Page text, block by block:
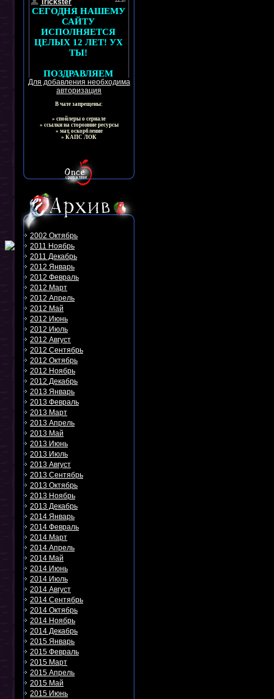
Для добавления необходима
авторизация
В чате запрещены:
» спойлеры о сериале
» ссылки на сторонние ресурсы
» мат, оскорбление
» КАПС ЛОК
2002 Октябрь
2011 Ноябрь
2011 Декабрь
2012 Январь
2012 Февраль
2012 Март
2012 Апрель
2012 Май
2012 Июнь
2012 Июль
2012 Август
2012 Сентябрь
2012 Октябрь
2012 Ноябрь
2012 Декабрь
2013 Январь
2013 Февраль
2013 Март
2013 Апрель
2013 Май
2013 Июнь
2013 Июль
2013 Август
2013 Сентябрь
2013 Октябрь
2013 Ноябрь
2013 Декабрь
2014 Январь
2014 Февраль
2014 Март
2014 Апрель
2014 Май
2014 Июнь
2014 Июль
2014 Август
2014 Сентябрь
2014 Октябрь
2014 Ноябрь
2014 Декабрь
2015 Январь
2015 Февраль
2015 Март
2015 Апрель
2015 Май
2015 Июнь